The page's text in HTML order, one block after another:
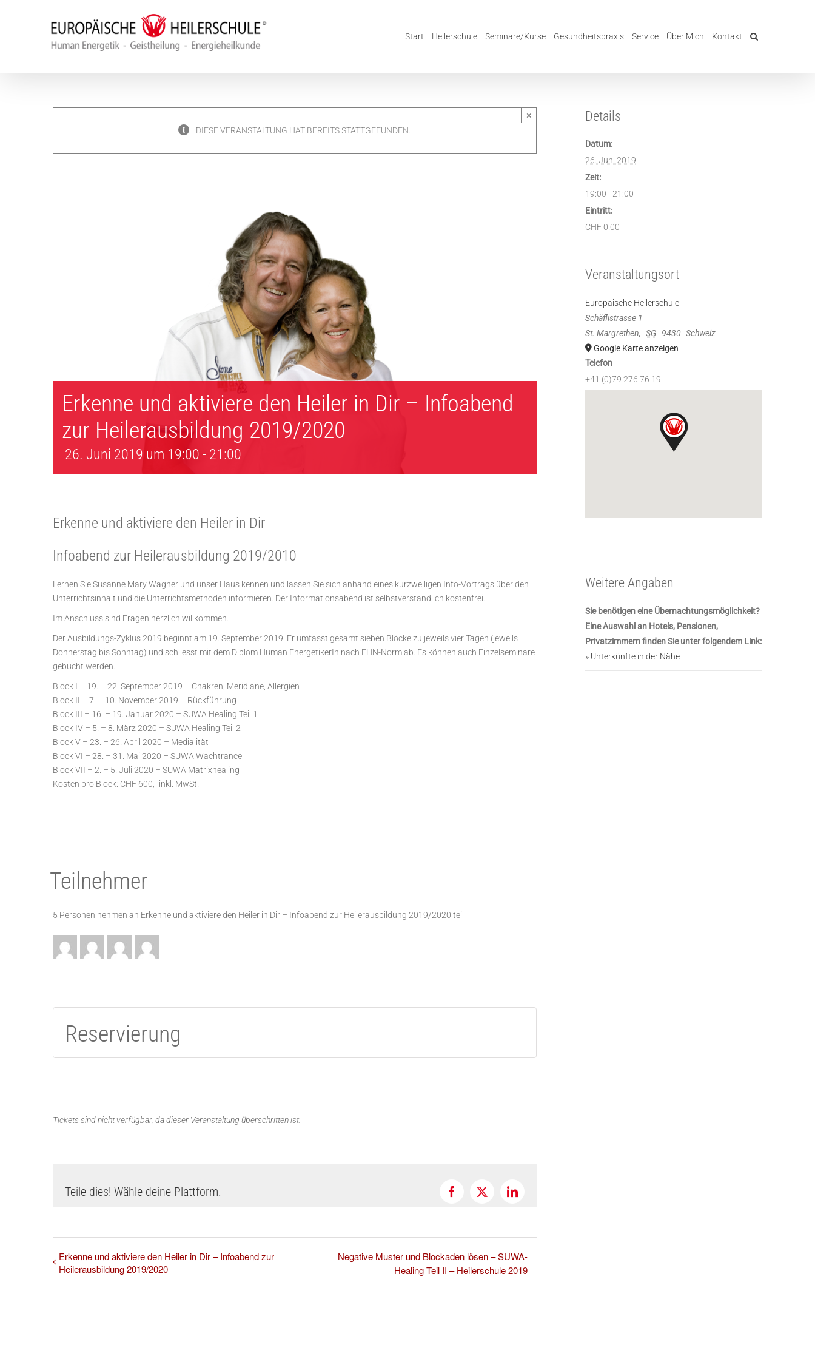
Start Heilerschule Seminare/Kurse Gesundheitspraxis Service Über Mich Kontakt
DIESE VERANSTALTUNG HAT BEREITS STATTGEFUNDEN.
×
Erkenne und aktiviere den Heiler in Dir – Infoabend
zur Heilerausbildung 2019/2020
26. Juni 2019 um 19:00 - 21:00
Erkenne und aktiviere den Heiler in Dir
Infoabend zur Heilerausbildung 2019/2010
Lernen Sie Susanne Mary Wagner und unser Haus kennen und lassen Sie sich anhand eines kurzweiligen Info-Vortrags über den
Unterrichtsinhalt und die Unterrichtsmethoden informieren. Der Informationsabend ist selbstverständlich kostenfrei.
Im Anschluss sind Fragen herzlich willkommen.
Der Ausbildungs-Zyklus 2019 beginnt am 19. September 2019. Er umfasst gesamt sieben Blöcke zu jeweils vier Tagen (jeweils
Donnerstag bis Sonntag) und schliesst mit dem Diplom Human EnergetikerIn nach EHN-Norm ab. Es können auch Einzelseminare
gebucht werden.
Block I – 19. – 22. September 2019 – Chakren, Meridiane, Allergien
Block II – 7. – 10. November 2019 – Rückführung
Block III – 16. – 19. Januar 2020 – SUWA Healing Teil 1
Block IV – 5. – 8. März 2020 – SUWA Healing Teil 2
Block V – 23. – 26. April 2020 – Medialität
Block VI – 28. – 31. Mai 2020 – SUWA Wachtrance
Block VII – 2. – 5. Juli 2020 – SUWA Matrixhealing
Kosten pro Block: CHF 600,- inkl. MwSt.
Teilnehmer
5 Personen nehmen an Erkenne und aktiviere den Heiler in Dir – Infoabend zur Heilerausbildung 2019/2020 teil
Reservierung
Tickets sind nicht verfügbar, da dieser Veranstaltung überschritten ist.
Teile dies! Wähle deine Plattform. Facebook
X LinkedIn
Erkenne und aktiviere den Heiler in Dir – Infoabend zur
Heilerausbildung 2019/2020
Negative Muster und Blockaden lösen – SUWA-
Healing Teil II – Heilerschule 2019
Details
Datum:
26. Juni 2019
Zeit:
19:00 - 21:00
Eintritt:
CHF 0.00
Veranstaltungsort
Europäische Heilerschule
Schäflistrasse 1
St. Margrethen, SG 9430 Schweiz
Google Karte anzeigen
Telefon
+41 (0)79 276 76 19
Weitere Angaben
Sie benötigen eine Übernachtungsmöglichkeit?
Eine Auswahl an Hotels, Pensionen,
Privatzimmern finden Sie unter folgendem Link:
» Unterkünfte in der Nähe